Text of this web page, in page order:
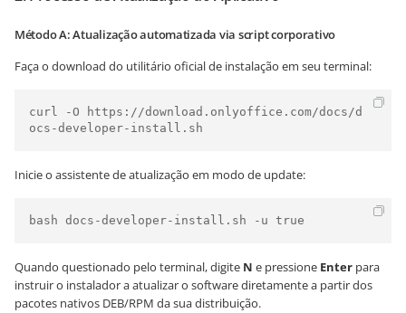
Método A: Atualização automatizada via script corporativo
Faça o download do utilitário oficial de instalação em seu terminal:
curl -O https://download.onlyoffice.com/docs/d
ocs-developer-install.sh
Inicie o assistente de atualização em modo de update:
bash docs-developer-install.sh -u true
Quando questionado pelo terminal, digite N e pressione Enter para
instruir o instalador a atualizar o software diretamente a partir dos
pacotes nativos DEB/RPM da sua distribuição.